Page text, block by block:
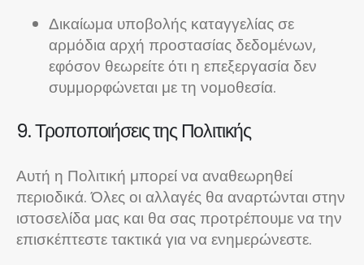
Δικαίωμα υποβολής καταγγελίας σε
αρμόδια αρχή προστασίας δεδομένων,
εφόσον θεωρείτε ότι η επεξεργασία δεν
συμμορφώνεται με τη νομοθεσία.
9. Τροποποιήσεις της Πολιτικής
Αυτή η Πολιτική μπορεί να αναθεωρηθεί
περιοδικά. Όλες οι αλλαγές θα αναρτώνται στην
ιστοσελίδα μας και θα σας προτρέπουμε να την
επισκέπτεστε τακτικά για να ενημερώνεστε.